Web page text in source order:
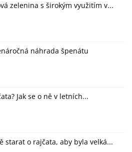
zelenina s širokým využitím v...
náhrada špenátu
Jak se o ně v letních...
starat o rajčata, aby byla velká...